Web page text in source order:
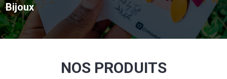
Bijoux
NOS PRODUITS